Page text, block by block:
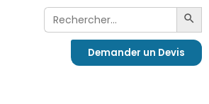
Search
For:
Demander un Devis